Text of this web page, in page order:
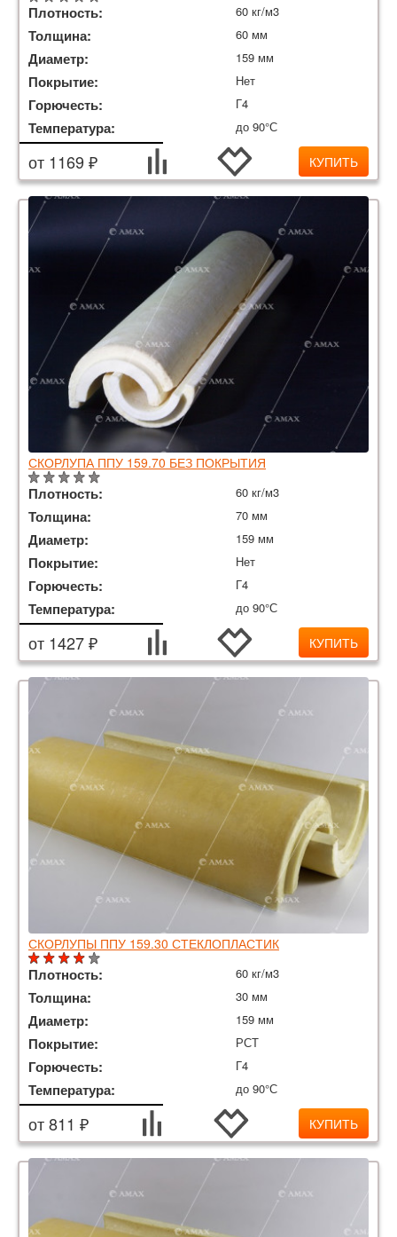
Плотность: 60 кг/м3
Толщина: 60 мм
Диаметр: 159 мм
Покрытие: Нет
Горючесть: Г4
Температура: до 90°С
от 1169 ₽ КУПИТЬ
СКОРЛУПА ППУ 159.70 БЕЗ ПОКРЫТИЯ
Плотность: 60 кг/м3
Толщина: 70 мм
Диаметр: 159 мм
Покрытие: Нет
Горючесть: Г4
Температура: до 90°С
от 1427 ₽ КУПИТЬ
СКОРЛУПЫ ППУ 159.30 СТЕКЛОПЛАСТИК
Плотность: 60 кг/м3
Толщина: 30 мм
Диаметр: 159 мм
Покрытие: РСТ
Горючесть: Г4
Температура: до 90°С
от 811 ₽ КУПИТЬ